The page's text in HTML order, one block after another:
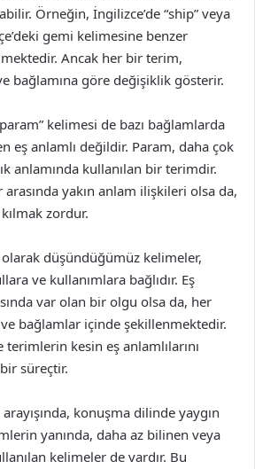
Örneğin, İngilizce’de “ship” veya
gemi kelimesine benzer
Ancak her bir terim,
bağlamına göre değişiklik gösterir.
kelimesi de bazı bağlamlarda
eş anlamlı değildir. Param, daha çok
anlamında kullanılan bir terimdir.
yakın anlam ilişkileri olsa da,
zordur.
olarak düşündüğümüz kelimeler,
ve kullanımlara bağlıdır. Eş
var olan bir olgu olsa da, her
bağlamlar içinde şekillenmektedir.
kesin eş anlamlılarını
süreçtir.
konuşma dilinde yaygın
yanında, daha az bilinen veya
kelimeler de vardır. Bu